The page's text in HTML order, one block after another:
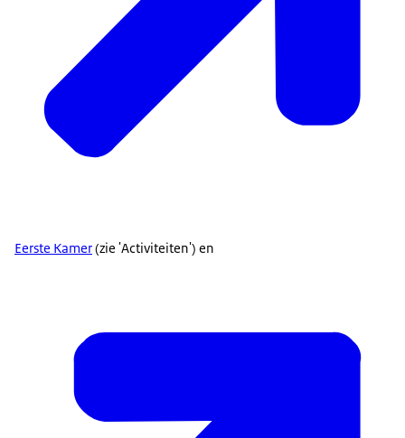
Eerste Kamer(zie 'Activiteiten') en